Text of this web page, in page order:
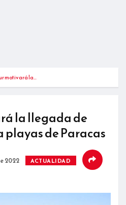
motivará la…
la llegada de
playas de Paracas
2022 ACTUALIDAD